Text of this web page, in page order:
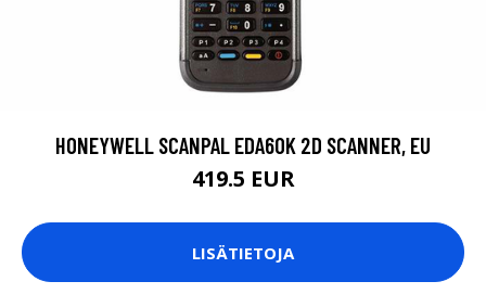
HONEYWELL SCANPAL EDA60K 2D SCANNER, EU
419.5 EUR
LISÄTIETOJA